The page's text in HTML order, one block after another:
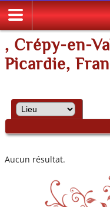
, Crépy-en-
Picardie,
Aucun résultat.